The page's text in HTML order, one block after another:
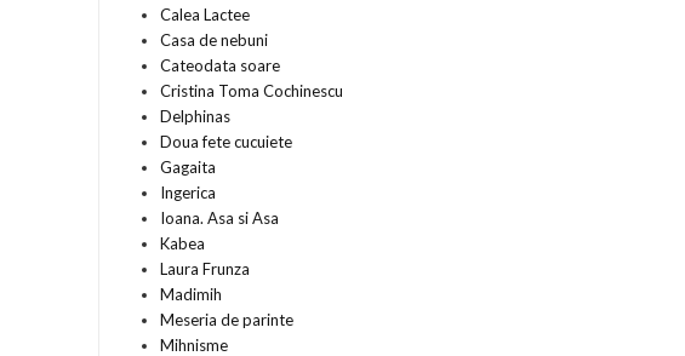
Calea Lactee
Casa de nebuni
Cateodata soare
Cristina Toma Cochinescu
Delphinas
Doua fete cucuiete
Gagaita
Ingerica
Ioana. Asa si Asa
Kabea
Laura Frunza
Madimih
Meseria de parinte
Mihnisme